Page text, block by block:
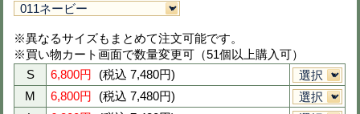
商品購入 -色・サイズ・数量を選び、カートに